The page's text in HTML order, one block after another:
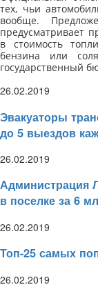
тех, чьи
вообще.
предусматривает
в стоимость
бензина или
государственный
26.02.2019
Эвакуаторы
до 5 выездов
26.02.2019
Администрация
в поселке за 6
26.02.2019
Топ-25 самых
26.02.2019